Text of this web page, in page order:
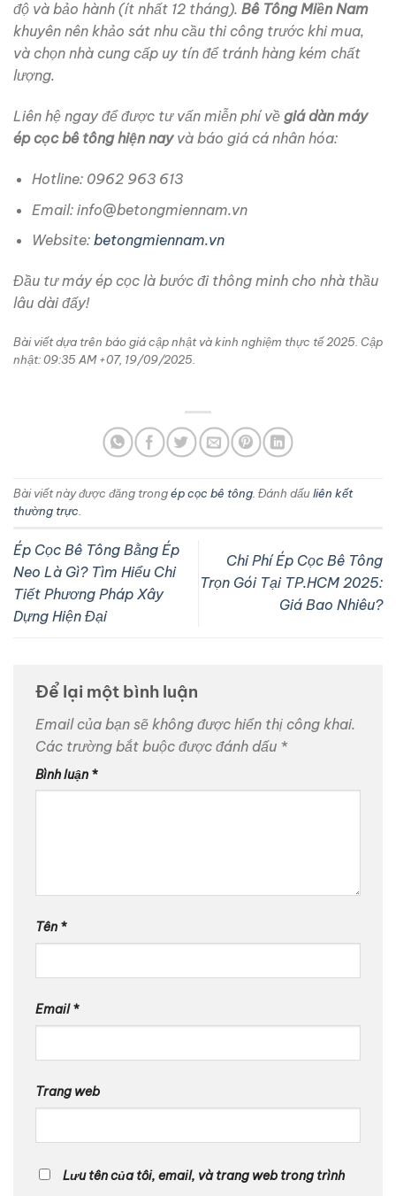
độ và bảo hành (ít nhất 12 tháng). Bê Tông Miền Nam
khuyên nên khảo sát nhu cầu thi công trước khi mua,
và chọn nhà cung cấp uy tín để tránh hàng kém chất
lượng.
Liên hệ ngay để được tư vấn miễn phí về giá dàn máy
ép cọc bê tông hiện nayvà báo giá cá nhân hóa:
Hotline: 0962 963 613
Email: info@betongmiennam.vn
Website: betongmiennam.vn
Đầu tư máy ép cọc là bước đi thông minh cho nhà thầu
lâu dài đấy!
Bài viết dựa trên báo giá cập nhật và kinh nghiệm thực tế 2025. Cập
nhật: 09:35 AM +07, 19/09/2025.
Bài viết này được đăng trongép cọc bê tông . Đánh dấuliên kết
thường trực
Ép Cọc Bê Tông Bằng Ép
Neo Là Gì? Tìm Hiểu Chi
Tiết Phương Pháp Xây
Dựng Hiện Đại
Chi Phí Ép Cọc Bê Tông
Trọn Gói Tại TP.HCM 2025:
Giá Bao Nhiêu?
Để lại một bình luận
Email của bạn sẽ không được hiển thị công khai.
Các trường bắt buộc được đánh dấu *
Bình luận *
Tên *
Email*
Trang web
Lưu tên của tôi, email, và trang web trong trình